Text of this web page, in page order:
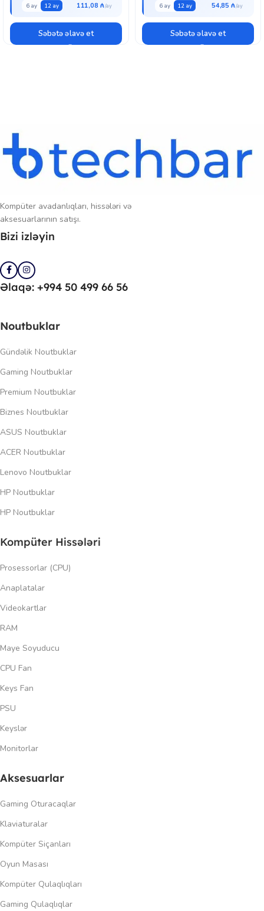
6 ay 12 ay 111,08 ₼
Səbətə əlavə et
6 ay 12 ay 54,85 ₼
Səbətə əlavə et
Kompüter avadanlıqları, hissələri və
aksesuarlarının satışı.
Bizi izləyin
Əlaqə: +994 50 499 66 56
Noutbuklar
Gündəlik Noutbuklar
Gaming Noutbuklar
Premium Noutbuklar
Biznes Noutbuklar
ASUS Noutbuklar
ACER Noutbuklar
Lenovo Noutbuklar
HP Noutbuklar
HP Noutbuklar
Kompüter Hissələri
Prosessorlar (CPU)
Anaplatalar
Videokartlar
RAM
Maye Soyuducu
CPU Fan
Keys Fan
PSU
Keyslər
Monitorlar
Aksesuarlar
Gaming Oturacaqlar
Klaviaturalar
Kompüter Siçanları
Oyun Masası
Kompüter Qulaqlıqları
Gaming Qulaqlıqlar